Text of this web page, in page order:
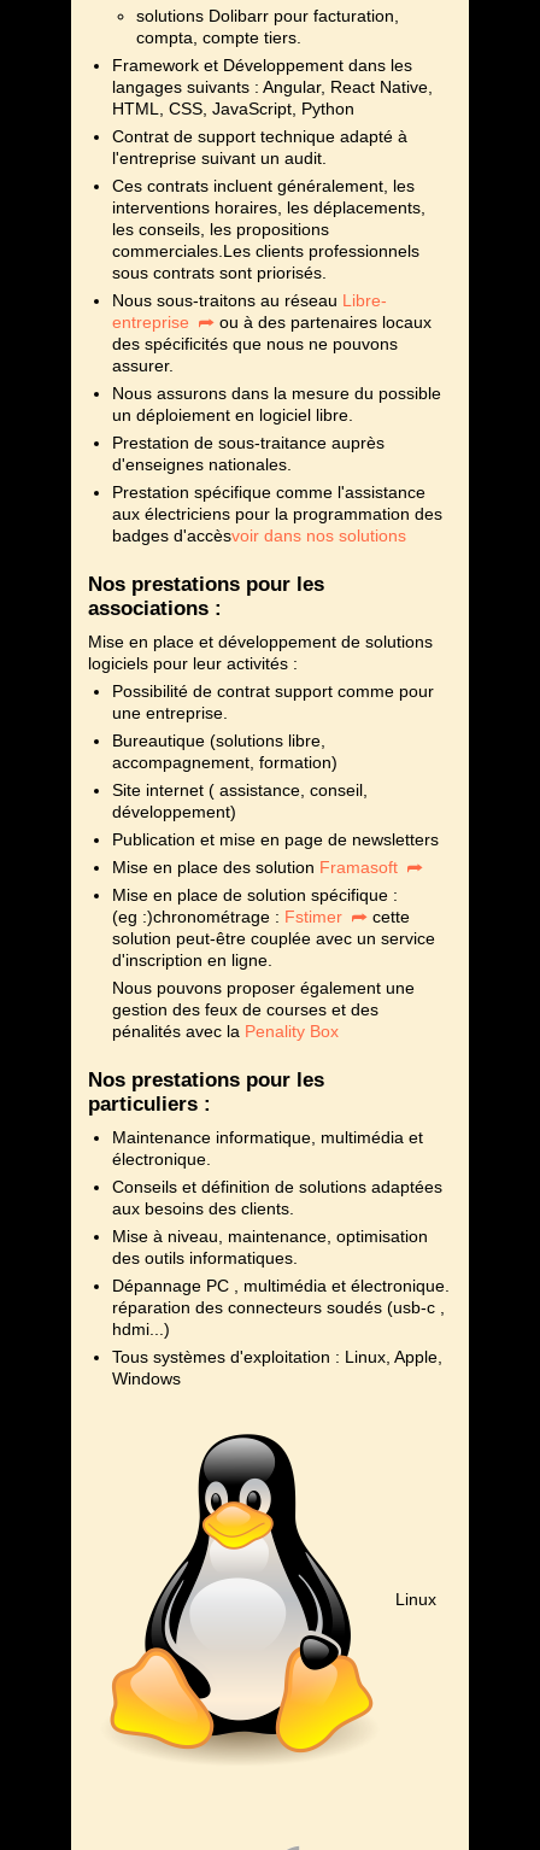
solutions Dolibarr pour facturation,
compta, compte tiers.
Framework et Développement dans les
langages suivants : Angular, React Native,
HTML, CSS, JavaScript, Python
Contrat de support technique adapté à
l'entreprise suivant un audit.
Ces contrats incluent généralement, les
interventions horaires, les déplacements,
les conseils, les propositions
commerciales.Les clients professionnels
sous contrats sont priorisés.
Nous sous-traitons au réseau Libre-
entreprise
ou à des partenaires locaux
des spécificités que nous ne pouvons
assurer.
Nous assurons dans la mesure du possible
un déploiement en logiciel libre.
Prestation de sous-traitance auprès
d'enseignes nationales.
Prestation spécifique comme l'assistance
aux électriciens pour la programmation des
badges d'accèsvoir dans nos solutions
Nos prestations pour les
associations :
Mise en place et développement de solutions
logiciels pour leur activités :
Possibilité de contrat support comme pour
une entreprise.
Bureautique (solutions libre,
accompagnement, formation)
Site internet ( assistance, conseil,
développement)
Publication et mise en page de newsletters
Mise en place des solution Framasoft
Mise en place de solution spécifique :
(eg :)chronométrage : Fstimer
cette
solution peut-être couplée avec un service
d'inscription en ligne.
Nous pouvons proposer également une
gestion des feux de courses et des
pénalités avec la Penality Box
Nos prestations pour les
particuliers :
Maintenance informatique, multimédia et
électronique.
Conseils et définition de solutions adaptées
aux besoins des clients.
Mise à niveau, maintenance, optimisation
des outils informatiques.
Dépannage PC , multimédia et électronique.
réparation des connecteurs soudés (usb-c ,
hdmi...)
Tous systèmes d'exploitation : Linux, Apple,
Windows
Linux